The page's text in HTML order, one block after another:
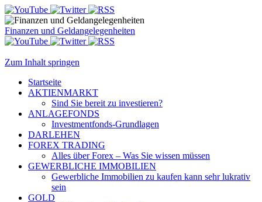
Finanzen und Geldangelegenheiten
Zum Inhalt springen
Startseite
AKTIENMARKT
Sind Sie bereit zu investieren?
ANLAGEFONDS
Investmentfonds-Grundlagen
DARLEHEN
FOREX TRADING
Alles über Forex – Was Sie wissen müssen
GEWERBLICHE IMMOBILIEN
Gewerbliche Immobilien zu kaufen kann sehr lukrativ
sein
GOLD